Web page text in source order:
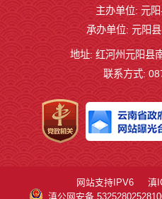
主办单位: 元
承办单位: 元阳
地址: 红河州元阳县
联系方式:
网站支持IPV6
滇
滇公网安备